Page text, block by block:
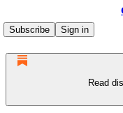
Subscribe
Sign in
Read